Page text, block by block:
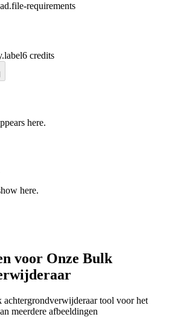
requirements
6 credits
here.
here.
voor Onze Bulk
achtergrondverwijderaar tool voor het
meerdere afbeeldingen